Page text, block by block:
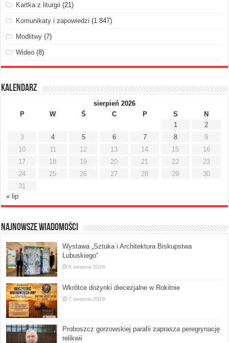
Kartka z liturgii (21)
Komunikaty i zapowiedzi (1 847)
Modlitwy (7)
Wideo (8)
Kalendarz
sierpień 2026
P
W Ś C P S
N
1
2
3
4 5 6 7 8
9
10
11 12 13 14 15
16
17
18 19 20 21 22
23
24
25 26 27 28 29
30
31
« lip
Najnowsze Wiadomości
Wystawa „Sztuka i Architektura Biskupstwa
Lubuskiego”
8 sierpnia 2026
Wkrótce dożynki diecezjalne w Rokitnie
7 sierpnia 2026
Proboszcz gorzowskiej parafii zaprasza peregrynację
relikwii